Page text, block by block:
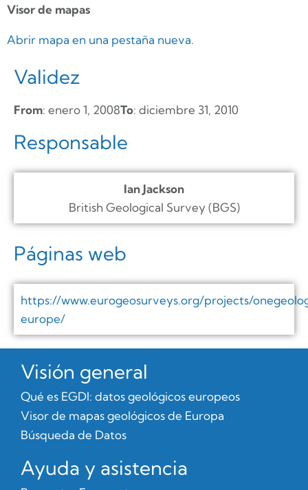
Visor de mapas
Abrir mapa en una pestaña nueva.
Validez
From: enero 1, 2008To: diciembre 31, 2010
Responsable
Ian Jackson
British Geological Survey (BGS)
Páginas web
https://www.eurogeosurveys.org/projects/
europe/
Visión general
Qué es EGDI: datos geológicos europeos
Visor de mapas geológicos de Europa
Búsqueda de Datos
Ayuda y asistencia